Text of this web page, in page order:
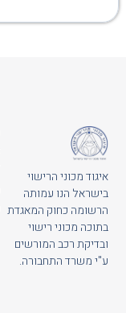
איגוד מכוני הרישוי
בישראל הנו עמותה
הרשומה כחוק המאגדת
בתוכה מכוני רישוי
ובדיקת רכב המורשים
ע"י משרד התחבורה.